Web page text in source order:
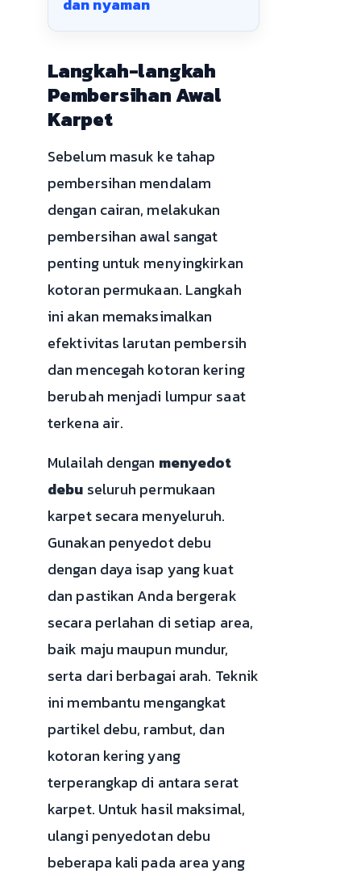
Langkah-langkah
Pembersihan Awal
Karpet
Sebelum masuk ke tahap
pembersihan mendalam
dengan cairan, melakukan
pembersihan awal sangat
penting untuk menyingkirkan
kotoran permukaan. Langkah
ini akan memaksimalkan
efektivitas larutan pembersih
dan mencegah kotoran kering
berubah menjadi lumpur saat
terkena air.
Mulailah dengan menyedot
debu seluruh permukaan
karpet secara menyeluruh.
Gunakan penyedot debu
dengan daya isap yang kuat
dan pastikan Anda bergerak
secara perlahan di setiap area,
baik maju maupun mundur,
serta dari berbagai arah. Teknik
ini membantu mengangkat
partikel debu, rambut, dan
kotoran kering yang
terperangkap di antara serat
karpet. Untuk hasil maksimal,
ulangi penyedotan debu
beberapa kali pada area yang